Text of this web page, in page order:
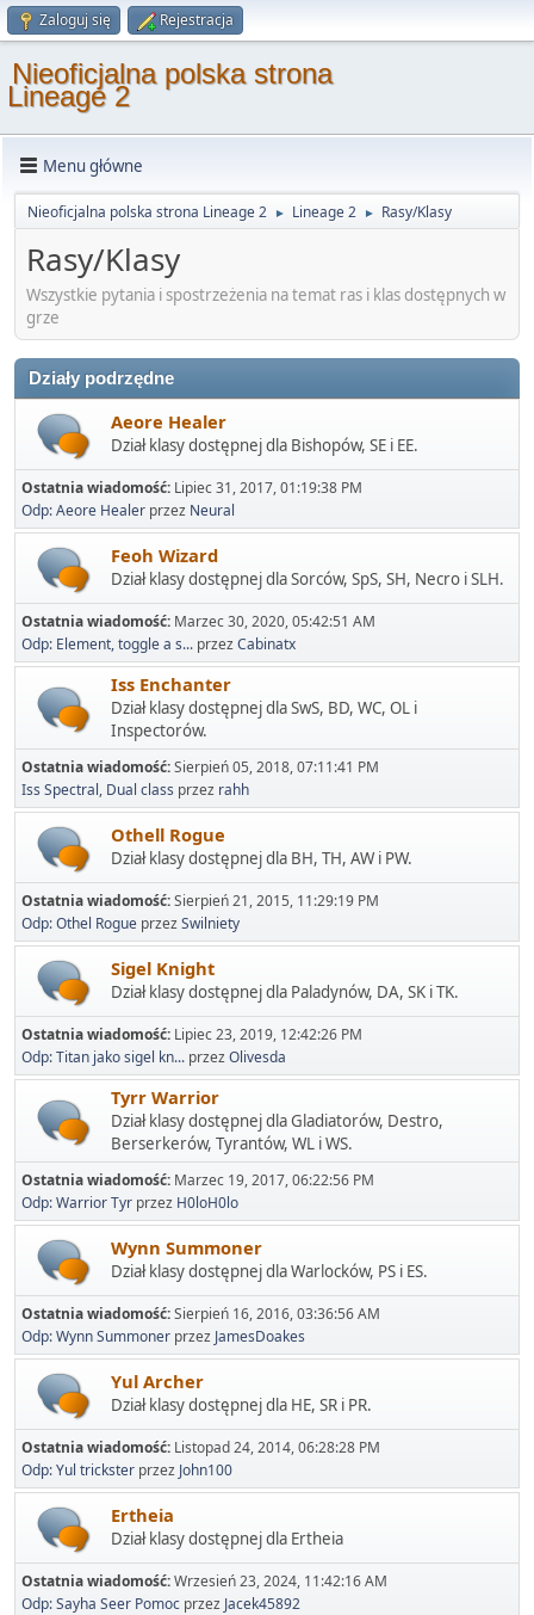
Zaloguj się Rejestracja
Nieoficjalna polska strona
Lineage 2
Menu główne
Nieoficjalna polska strona Lineage 2 ► Lineage 2 ► Rasy/Klasy
Rasy/Klasy
Wszystkie pytania i spostrzeżenia na temat ras i klas dostępnych w
grze
Działy podrzędne
Aeore Healer
Dział klasy dostępnej dla Bishopów, SE i EE.
Ostatnia wiadomość: Lipiec 31, 2017, 01:19:38 PM
Odp: Aeore Healer przez Neural
Feoh Wizard
Dział klasy dostępnej dla Sorców, SpS, SH, Necro i SLH.
Ostatnia wiadomość: Marzec 30, 2020, 05:42:51 AM
Odp: Element, toggle a s... przezCabinatx
Iss Enchanter
Dział klasy dostępnej dla SwS, BD, WC, OL i
Inspectorów.
Ostatnia wiadomość:Sierpień 05, 2018, 07:11:41 PM
Iss Spectral, Dual class przez rahh
Othell Rogue
Dział klasy dostępnej dla BH, TH, AW i PW.
Ostatnia wiadomość:Sierpień 21, 2015, 11:29:19 PM
Odp: Othel Rogue przezSwilniety
Sigel Knight
Dział klasy dostępnej dla Paladynów, DA, SK i TK.
Ostatnia wiadomość: Lipiec 23, 2019, 12:42:26 PM
Odp: Titan jako sigel kn... przezOlivesda
Tyrr Warrior
Dział klasy dostępnej dla Gladiatorów, Destro,
Berserkerów, Tyrantów, WL i WS.
Ostatnia wiadomość: Marzec 19, 2017, 06:22:56 PM
Odp: Warrior Tyr przez H0loH0lo
Wynn Summoner
Dział klasy dostępnej dla Warlocków, PS i ES.
Ostatnia wiadomość:Sierpień 16, 2016, 03:36:56 AM
Odp: Wynn Summoner przez JamesDoakes
Yul Archer
Dział klasy dostępnej dla HE, SR i PR.
Ostatnia wiadomość: Listopad 24, 2014, 06:28:28 PM
Odp: Yul trickster przez John100
Ertheia
Dział klasy dostępnej dla Ertheia
Ostatnia wiadomość:Wrzesień 23, 2024, 11:42:16 AM
Odp: Sayha Seer Pomoc przez Jacek45892